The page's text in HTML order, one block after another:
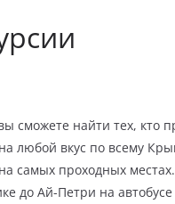
сможете найти тех, кто
любой вкус по всему
самых проходных
до Ай-Петри на